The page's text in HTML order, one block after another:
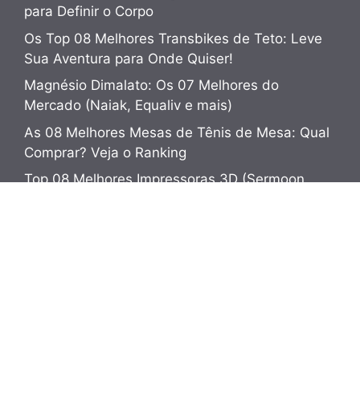
para Definir o Corpo
Os Top 08 Melhores Transbikes de Teto: Leve
Sua Aventura para Onde Quiser!
Magnésio Dimalato: Os 07 Melhores do
Mercado (Naiak, Equaliv e mais)
As 08 Melhores Mesas de Tênis de Mesa: Qual
Comprar? Veja o Ranking
Top 08 Melhores Impressoras 3D (Sermoon,